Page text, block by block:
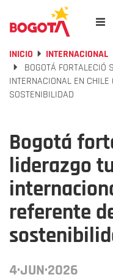
INICIO
INTERNACIONAL
BOGOTÁ FORTALECIÓ
INTERNACIONAL EN
SOSTENIBILIDAD
Bogotá
liderazgo
referente
4·JUN·2026